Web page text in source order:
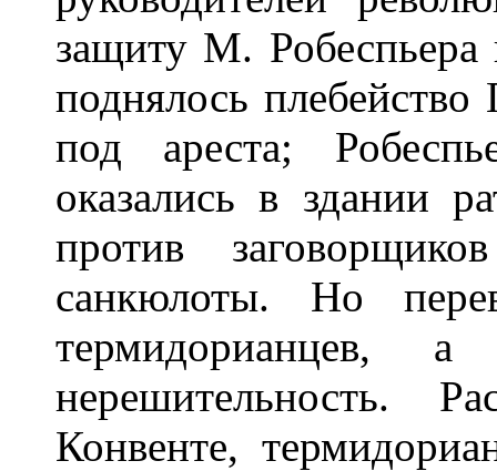
защиту М. Робеспьера
поднялось
под ареста;
оказались в здании
против
санкюлоты. Но
термидорианцев, а
нерешительность.
Конвенте,